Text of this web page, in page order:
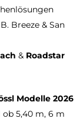
Breeze & San
& Roadstar
Modelle 2026
5,40 m, 6 m